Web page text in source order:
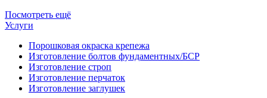
Посмотреть ещё
Услуги
Порошковая окраска крепежа
Изготовление болтов фундаментных/БСР
Изготовление строп
Изготовление перчаток
Изготовление заглушек